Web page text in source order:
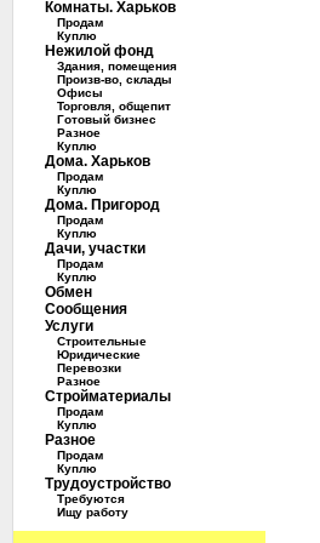
Комнаты. Харьков
Продам
Куплю
Нежилой фонд
Здания, помещения
Произв-во, склады
Офисы
Торговля, общепит
Готовый бизнес
Разное
Куплю
Дома. Харьков
Продам
Куплю
Дома. Пригород
Продам
Куплю
Дачи, участки
Продам
Куплю
Обмен
Сообщения
Услуги
Строительные
Юридические
Перевозки
Разное
Стройматериалы
Продам
Куплю
Разное
Продам
Куплю
Трудоустройство
Требуются
Ищу работу